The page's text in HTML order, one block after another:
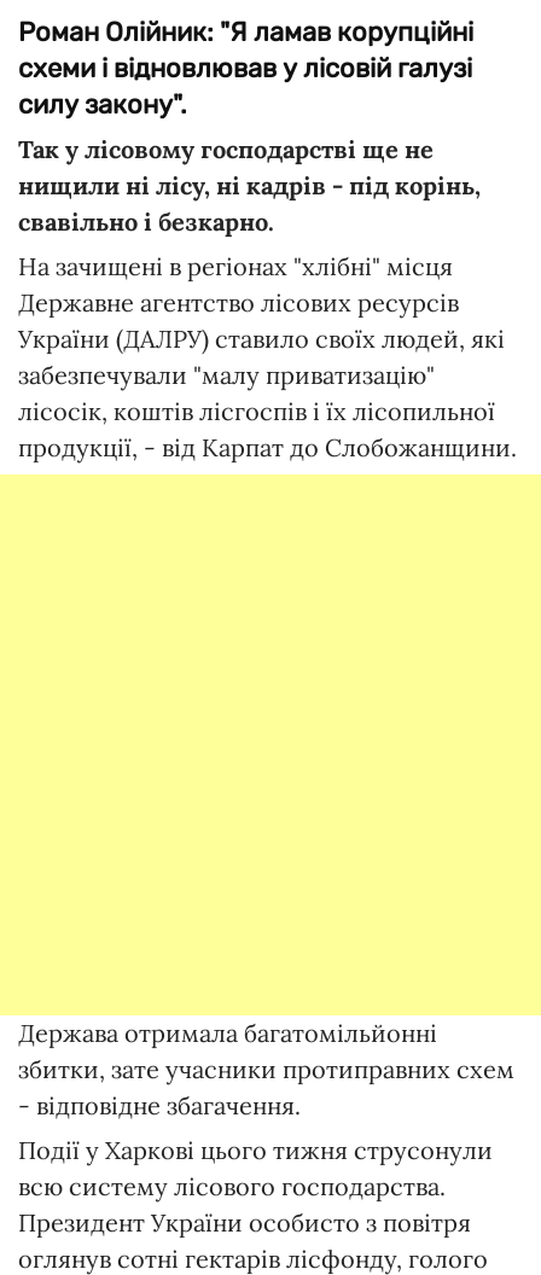
Роман Олійник: "Я ламав корупційні
схеми і відновлював у лісовій галузі
силу закону".
Так у лісовому господарстві ще не
нищили ні лісу, ні кадрів - під корінь,
свавільно і безкарно.
На зачищені в регіонах "хлібні" місця
Державне агентство лісових ресурсів
України (ДАЛРУ) ставило своїх людей, які
забезпечували "малу приватизацію"
лісосік, коштів лісгоспів і їх лісопильної
продукції, - від Карпат до Слобожанщини.
Держава отримала багатомільйонні
збитки, зате учасники протиправних схем
- відповідне збагачення.
Події у Харкові цього тижня струсонули
всю систему лісового господарства.
Президент України особисто з повітря
оглянув сотні гектарів лісфонду, голого